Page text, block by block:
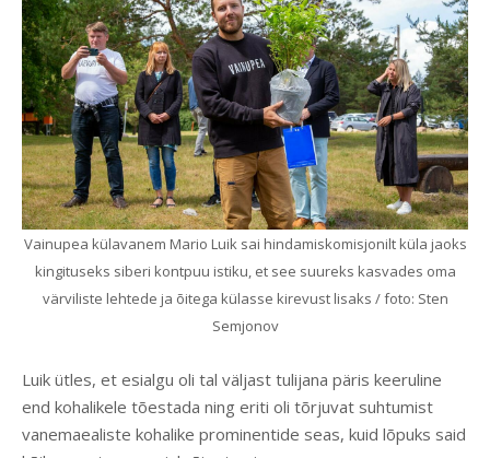
Vainupea külavanem Mario Luik sai hindamiskomisjonilt küla jaoks
kingituseks siberi kontpuu istiku, et see suureks kasvades oma
värviliste lehtede ja õitega külasse kirevust lisaks / foto: Sten
Semjonov
Luik ütles, et esialgu oli tal väljast tulijana päris keeruline
end kohalikele tõestada ning eriti oli tõrjuvat suhtumist
vanemaealiste kohalike prominentide seas, kuid lõpuks said